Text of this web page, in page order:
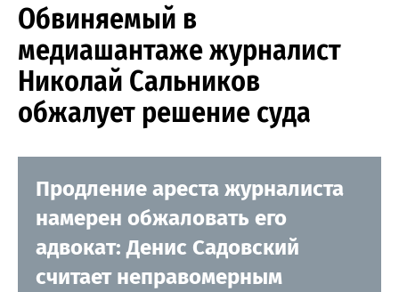
Обвиняемый в
медиашантаже журналист
Николай Сальников
обжалует решение суда
Продление ареста журналиста
намерен обжаловать его
адвокат: Денис Садовский
считает неправомерным